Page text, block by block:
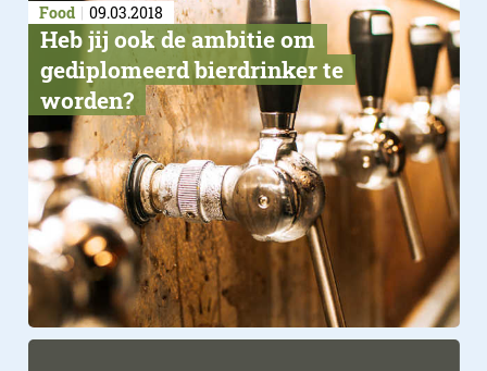
Food 09.03.2018
Heb jij ook de ambitie om
gediplomeerd bierdrinker te
worden?